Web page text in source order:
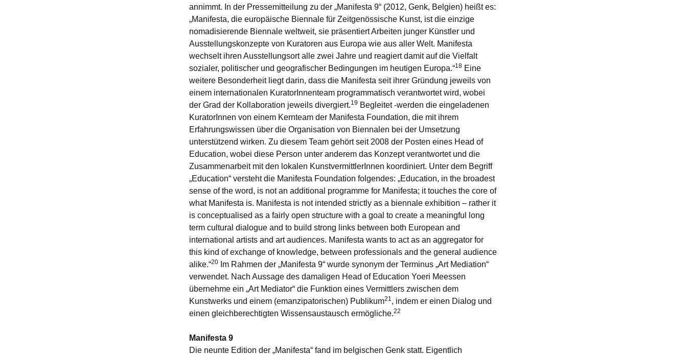
annimmt. In der Pressemitteilung zu der „Manifesta 9“ (2012, Genk, Belgien) heißt es:
„Manifesta, die europäische Biennale für Zeitgenössische Kunst, ist die einzige
nomadisierende Biennale weltweit, sie präsentiert Arbeiten junger Künstler und
Ausstellungskonzepte von Kuratoren aus Europa wie aus aller Welt. Manifesta
wechselt ihren Ausstellungsort alle zwei Jahre und reagiert damit auf die Vielfalt
sozialer, politischer und geografischer Bedingungen im heutigen Europa.“18 Eine
weitere Besonderheit liegt darin, dass die Manifesta seit ihrer Gründung jeweils von
einem internationalen KuratorInnenteam programmatisch verantwortet wird, wobei
der Grad der Kollaboration jeweils divergiert.19 Begleitet -werden die eingeladenen
KuratorInnen von einem Kernteam der Manifesta Foundation, die mit ihrem
Erfahrungswissen über die Organisation von Biennalen bei der Umsetzung
unterstützend wirken. Zu diesem Team gehört seit 2008 der Posten eines Head of
Education, wobei diese Person unter anderem das Konzept verantwortet und die
Zusammenarbeit mit den lokalen KunstvermittlerInnen koordiniert. Unter dem Begriff
„Education“ versteht die Manifesta Foundation folgendes: „Education, in the broadest
sense of the word, is not an additional programme for Manifesta; it touches the core of
what Manifesta is. Manifesta is not intended strictly as a biennale exhibition – rather it
is conceptualised as a fairly open structure with a goal to create a meaningful long
term cultural dialogue and to build strong links between both European and
international artists and art audiences. Manifesta wants to act as an aggregator for
this kind of exchange of knowledge, between professionals and the general audience
alike.“20
Im Rahmen der „Manifesta 9“ wurde synonym der Terminus „Art Mediation“
verwendet. Nach Aussage des damaligen Head of Education Yoeri Meessen
übernehme ein „Art Mediator“ die Funktion eines Vermittlers zwischen dem
Kunstwerks und einem (emanzipatorischen) Publikum21, indem er einen Dialog und
einen gleichberechtigten Wissensaustausch ermögliche.22
Manifesta 9
Die neunte Edition der „Manifesta“ fand im belgischen Genk statt. Eigentlich